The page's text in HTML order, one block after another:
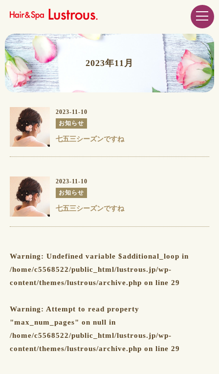
2023年11月
2023-11-10
お知らせ
七五三シーズンですね️
2023-11-10
お知らせ
七五三シーズンですね️
Warning: Undefined variable $additional_loop in
/home/c5568522/public_html/lustrous.jp/wp-
content/themes/lustrous/archive.php on line 29
Warning: Attempt to read property
"max_num_pages" on null in
/home/c5568522/public_html/lustrous.jp/wp-
content/themes/lustrous/archive.php on line 29